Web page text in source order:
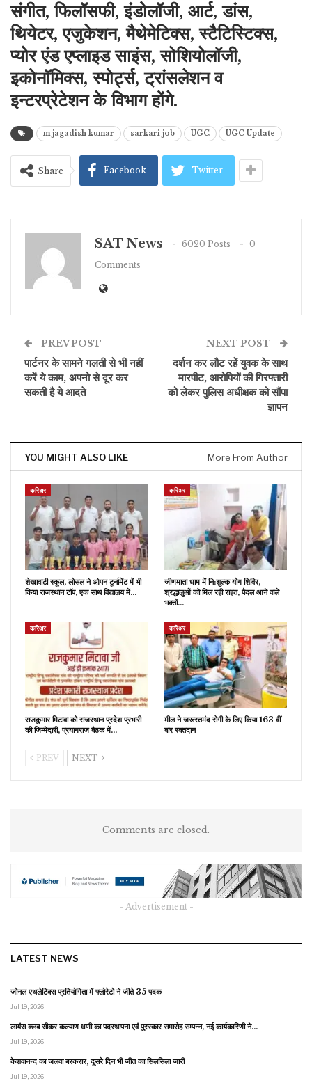
संगीत, फिलॉसफी, इंडोलॉजी, आर्ट, डांस,
थियेटर, एजुकेशन, मैथेमेटिक्स, स्टैटिस्टिक्स,
प्योर एंड एप्लाइड साइंस, सोशियोलॉजी,
इकोनॉमिक्स, स्पोर्ट्स, ट्रांसलेशन व
इन्टरप्रेटेशन के विभाग होंगे.
m jagadish kumar sarkari job UGC UGC Update
Share Facebook Twitter
SAT News 6020 Posts
0
Comments
PREV POST
पार्टनर के सामने गलती से भी नहीं
करें ये काम, अपनो से दूर कर
सकती है ये आदते
NEXT POST
दर्शन कर लौट रहें युवक के साथ
मारपीट, आरोपियों की गिरफ्तारी
को लेकर पुलिस अधीक्षक को सौंपा
ज्ञापन
YOU MIGHT ALSO LIKE More From Author
करिअर
शेखावाटी स्कूल, लोसल ने ओपन टूर्नामेंट में भी
किया राजस्थान टॉप, एक साथ विद्यालय में…
करिअर
जीणमाता धाम में नि:शुल्क योग शिविर,
श्रद्धालुओं को मिल रही राहत, पैदल आने वाले
भक्तों…
करिअर
राजकुमार मिटावा को राजस्थान प्रदेश प्रभारी
की जिम्मेदारी, प्रयागराज बैठक में…
करिअर
मील ने जरूरतमंद रोगी के लिए किया 163 वीं
बार रक्तदान
PREV NEXT
Comments are closed.
- Advertisement -
LATEST NEWS
जोनल एथलेटिक्स प्रतियोगिता में फ्लोरेटो ने जीते 35 पदक
Jul 19, 2026
लायंस क्लब सीकर कल्याण धणी का पदस्थापना एवं पुरस्कार समारोह सम्पन्न, नई कार्यकारिणी ने…
Jul 19, 2026
केशवानन्द का जलवा बरकरार, दूसरे दिन भी जीत का सिलसिला जारी
Jul 19, 2026